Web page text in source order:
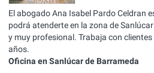
El abogado Ana Isabel Pardo Celdran
podrá atenderte en la zona de
y muy profesional. Trabaja con
años.
Oficina en Sanlúcar de Barrameda